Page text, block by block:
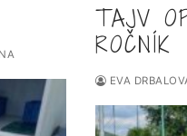
TAJV
ROČNÍK
EVA